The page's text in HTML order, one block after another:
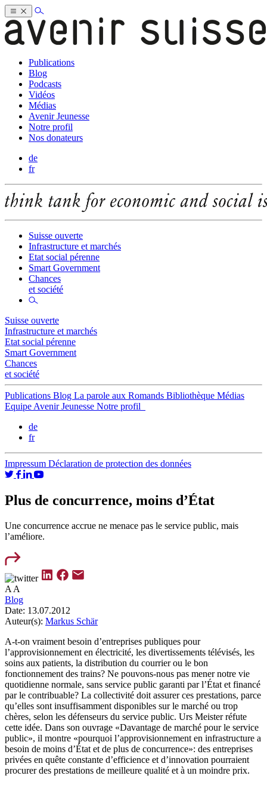
Publications
Blog
Podcasts
Vidéos
Médias
Avenir Jeunesse
Notre profil
Nos donateurs
de
fr
Suisse ouverte
Infrastructure et marchés
Etat social pérenne
Smart Government
Chances
et société
Suisse ouverte
Infrastructure et marchés
Etat social pérenne
Smart Government
Chances
et société
Publications Blog La parole aux Romands Bibliothèque Médias
Equipe Avenir Jeunesse Notre profil
de
fr
Impressum Déclaration de protection des données
Plus de concurrence, moins d’État
Une concurrence accrue ne menace pas le service public, mais
l’améliore.
A A
Blog
Date: 13.07.2012
Auteur(s): Markus Schär
A-t-on vraiment besoin d’entreprises publiques pour
l’approvisionnement en électricité, les divertissements télévisés, les
soins aux patients, la distribution du courrier ou le bon
fonctionnement des trains? Ne pouvons-nous pas mener notre vie
quotidienne normale, sans service public garanti par l’État et financé
par le contribuable? La collectivité doit assurer ces prestations, parce
qu’elles sont insuffisamment disponibles sur le marché ou trop
chères, selon les défenseurs du service public. Urs Meister réfute
cette idée. Dans son ouvrage «Davantage de marché pour le service
public», il montre «pourquoi l’approvisionnement en infrastructure a
besoin de moins d’État et de plus de concurrence»: des entreprises
privées en quête constante d’efficience et d’innovation pourraient
procurer des prestations de meilleure qualité et à un moindre prix.